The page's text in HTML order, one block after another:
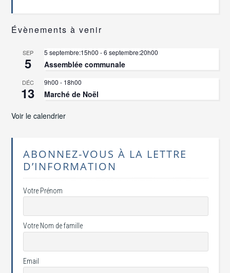
Évènements à venir
SEP
5
5 septembre:15h00 -6 septembre:20h00
Assemblée communale
DÉC
13
9h00 - 18h00
Marché de Noël
Voir le calendrier
ABONNEZ-VOUS À LA LETTRE
D’INFORMATION
Votre Prénom
Votre Nom de famille
Email